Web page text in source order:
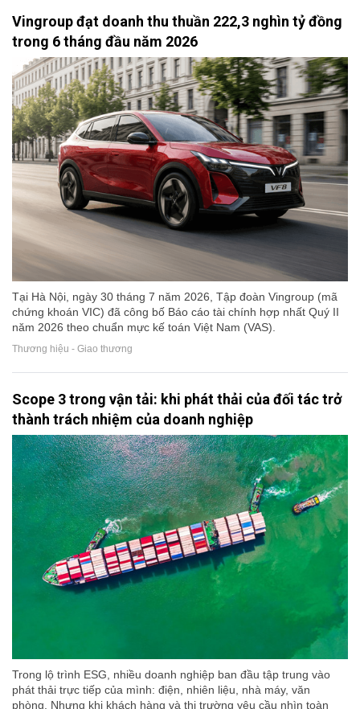
Vingroup đạt doanh thu thuần 222,3 nghìn tỷ đồng
trong 6 tháng đầu năm 2026
Tại Hà Nội, ngày 30 tháng 7 năm 2026, Tập đoàn Vingroup (mã
chứng khoán VIC) đã công bố Báo cáo tài chính hợp nhất Quý II
năm 2026 theo chuẩn mực kế toán Việt Nam (VAS).
Thương hiệu - Giao thương
Scope 3 trong vận tải: khi phát thải của đối tác trở
thành trách nhiệm của doanh nghiệp
Trong lộ trình ESG, nhiều doanh nghiệp ban đầu tập trung vào
phát thải trực tiếp của mình: điện, nhiên liệu, nhà máy, văn
phòng. Nhưng khi khách hàng và thị trường yêu cầu nhìn toàn